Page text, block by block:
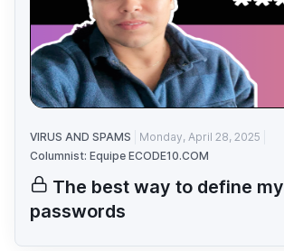
VIRUS AND SPAMS
Monday, April 28, 2025
Columnist: Equipe ECODE10.COM
The best way to define my
passwords